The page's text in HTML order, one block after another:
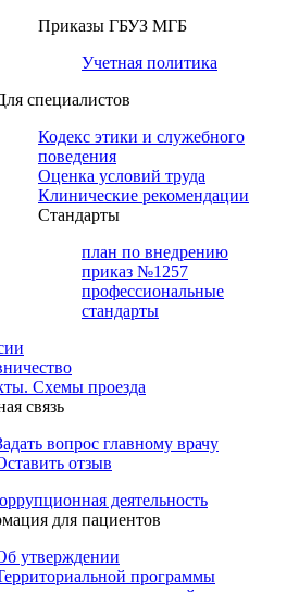
Приказы ГБУЗ МГБ
Учетная политика
специалистов
Кодекс этики и служебного
поведения
Оценка условий труда
Клинические рекомендации
Cтандарты
план по внедрению
приказ №1257
профессиональные
стандарты
Схемы проезда
связь
вопрос главному врачу
отзыв
деятельность
для пациентов
утверждении
программы